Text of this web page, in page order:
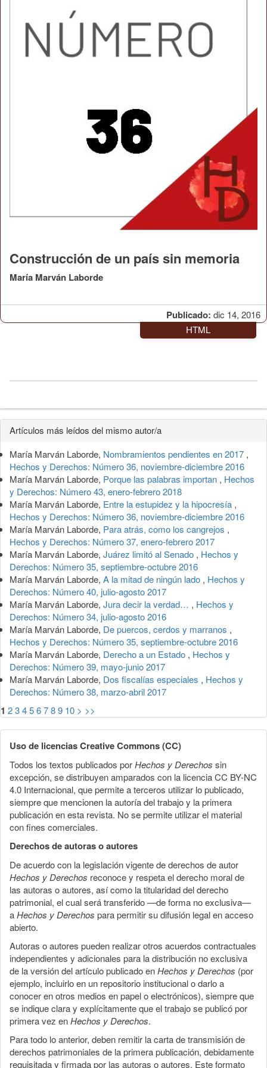
Publicado: dic 14, 2016
Construcción de un país sin memoria
María Marván Laborde
HTML
Detalles
del
artículo
Artículos más leídos del mismo autor/a
María Marván Laborde, Nombramientos pendientes en 2017 ,
Hechos y Derechos: Número 36, noviembre-diciembre 2016
María Marván Laborde, Porque las palabras importan , Hechos
y Derechos: Número 43, enero-febrero 2018
María Marván Laborde, Entre la estupidez y la hipocresía ,
Hechos y Derechos: Número 36, noviembre-diciembre 2016
María Marván Laborde, Para atrás, como los cangrejos ,
Hechos y Derechos: Número 37, enero-febrero 2017
María Marván Laborde, Juárez limitó al Senado , Hechos y
Derechos: Número 35, septiembre-octubre 2016
María Marván Laborde, A la mitad de ningún lado , Hechos y
Derechos: Número 40, julio-agosto 2017
María Marván Laborde, Jura decir la verdad… , Hechos y
Derechos: Número 34, julio-agosto 2016
María Marván Laborde, De puercos, cerdos y marranos ,
Hechos y Derechos: Número 35, septiembre-octubre 2016
María Marván Laborde, Derecho a un Estado , Hechos y
Derechos: Número 39, mayo-junio 2017
María Marván Laborde, Dos fiscalías especiales , Hechos y
Derechos: Número 38, marzo-abril 2017
1 23456789 10 > >>
Uso de licencias Creative Commons (CC)
Todos los textos publicados porHechos y Derechos sin
excepción, se distribuyen amparados con la licencia CC BY-NC
4.0 Internacional, que permite a terceros utilizar lo publicado,
siempre que mencionen la autoría del trabajo y la primera
publicación en esta revista. No se permite utilizar el material
con fines comerciales.
Derechos de autoras o autores
De acuerdo con la legislación vigente de derechos de autor
Hechos y Derechos reconoce y respeta el derecho moral de
las autoras o autores, así como la titularidad del derecho
patrimonial, el cual será transferido —de forma no exclusiva—
aHechos y Derechos para permitir su difusión legal en acceso
abierto.
Autoras o autores pueden realizar otros acuerdos contractuales
independientes y adicionales para la distribución no exclusiva
de la versión del artículo publicado enHechos y Derechos (por
ejemplo, incluirlo en un repositorio institucional o darlo a
conocer en otros medios en papel o electrónicos), siempre que
se indique clara y explícitamente que el trabajo se publicó por
primera vez enHechos y Derechos.
Para todo lo anterior, deben remitir la carta de transmisión de
derechos patrimoniales de la primera publicación, debidamente
requisitada y firmada por las autoras o autores. Este formato